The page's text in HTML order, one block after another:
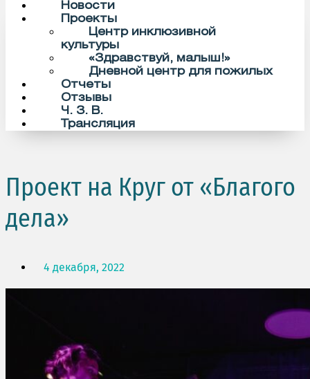
Новости
Проекты
Центр инклюзивной
культуры
«Здравствуй, малыш!»
Дневной центр для пожилых
Отчеты
Отзывы
Ч. З. В.
Трансляция
Проект на Круг от «Благого
дела»
4 декабря, 2022